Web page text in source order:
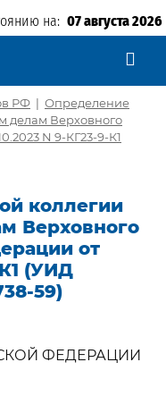
на: 07 августа 2026
РФ | Определение
делам Верховного
N 9-КГ23-9-К1
коллегии
Верховного
от
(УИД
59)
ФЕДЕРАЦИИ